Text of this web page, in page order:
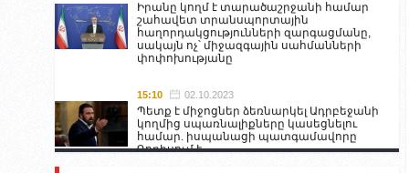
Իրանը կողմ է տարածաշրջանի համար
շահավետ տրանսպորտային
հաղորդակցությունների զարգացմանը,
սակայն ոչ՝ միջազգային սահմանների
փոփոխությանը
15:10 02.10.2023
Պետք է միջոցներ ձեռնարկել Ադրբեջանի
կողմից սպառնալիքները կասեցնելու
համար. իսպանացի պատգամավորը
Գորիսում է